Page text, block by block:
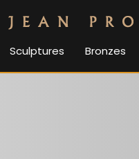
Sculptures Bronzes